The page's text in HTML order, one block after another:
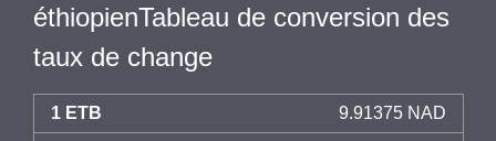
éthiopienTableau de conversion des
taux de change
1 ETB 9.91375 NAD